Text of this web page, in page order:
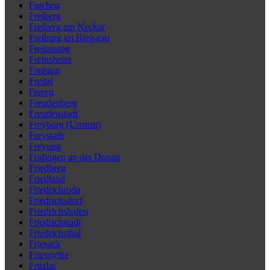
Frechen
Freiberg
Freiberg am Neckar
Freiburg im Breisgau
Freilassing
Freinsheim
Freising
Freital
Freren
Freudenberg
Freudenstadt
Freyburg (Unstrut)
Freystadt
Freyung
Fridingen an der Donau
Friedberg
Friedland
Friedrichroda
Friedrichsdorf
Friedrichshafen
Friedrichstadt
Friedrichsthal
Friesack
Friesoythe
Fritzlar